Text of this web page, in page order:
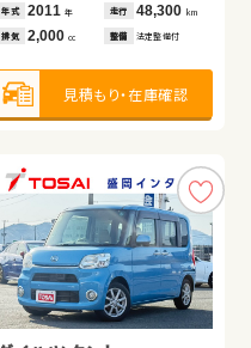
年式 2011年 走行 48,300 km
排気 2,000cc 整備 法定整備付
見積もり・在庫確認
年式 2020年 走行 28,900 km
排気 660cc 整備 なし
見積もり・在庫確認
諸費用：10.0万円 （税込）
保証 あり 住所 北海道
排気 660 整備 法定整備付